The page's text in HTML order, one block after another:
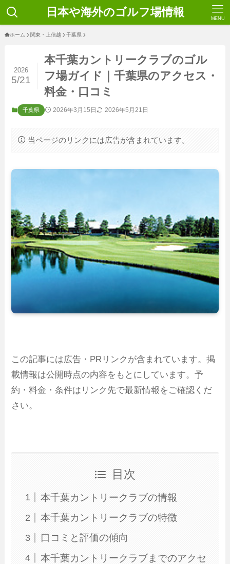
日本や海外のゴルフ場情報 MENU
ホーム 関東・上信越 千葉県
本千葉カントリークラブのゴル
フ場ガイド｜千葉県のアクセス・
料金・口コミ
2026
5/21
千葉県 2026年3月15日 2026年5月21日
当ページのリンクには広告が含まれています。
この記事には広告・PRリンクが含まれています。掲
載情報は公開時点の内容をもとにしています。予
約・料金・条件はリンク先で最新情報をご確認くだ
さい。
目次
本千葉カントリークラブの情報
本千葉カントリークラブの特徴
口コミと評価の傾向
本千葉カントリークラブまでのアクセ